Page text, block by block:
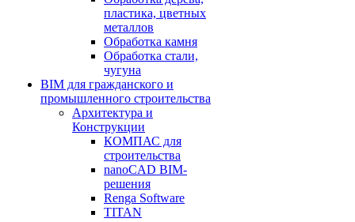
пластика, цветных
металлов
Обработка камня
Обработка стали,
чугуна
BIM для гражданского и
промышленного строительства
Архитектура и
Конструкции
КОМПАС для
строительства
nanoCAD BIM-
решения
Renga Software
TITAN